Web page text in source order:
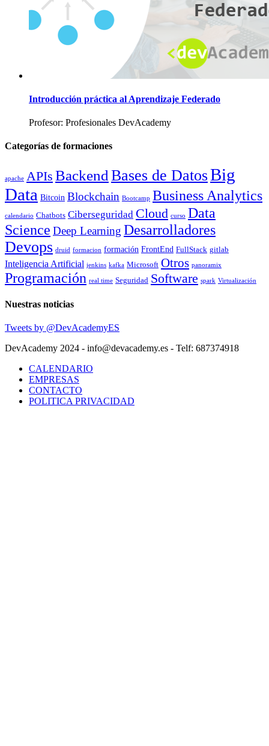
Introducción práctica al Aprendizaje Federado
Profesor: Profesionales DevAcademy
Categorías de formaciones
apache APIs Backend Bases de DatosBig
Data Bitcoin Blockchain Bootcamp Business Analytics
calendario Chatbots Ciberseguridad Cloud curso Data
Science Deep Learning Desarrolladores
Devops druid formacion formación FrontEnd FullStack gitlab
Inteligencia Artificial jenkins kafka Microsoft Otros panoramix
Programación real time Seguridad Software spark Virtualización
Nuestras noticias
Tweets by @DevAcademyES
DevAcademy 2024 - info@devacademy.es - Telf: 687374918
CALENDARIO
EMPRESAS
CONTACTO
POLITICA PRIVACIDAD